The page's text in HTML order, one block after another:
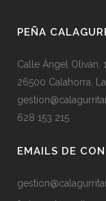
PEÑA
Calle Ángel Oliván,
26500 Calahorra,
628 153 215
EMAILS DE